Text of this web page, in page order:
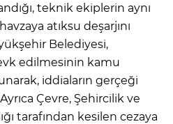
teknik ekiplerin aynı
atıksu deşarjını
Belediyesi,
edilmesinin kamu
iddiaların gerçeği
Çevre, Şehircilik ve
tarafından kesilen cezaya